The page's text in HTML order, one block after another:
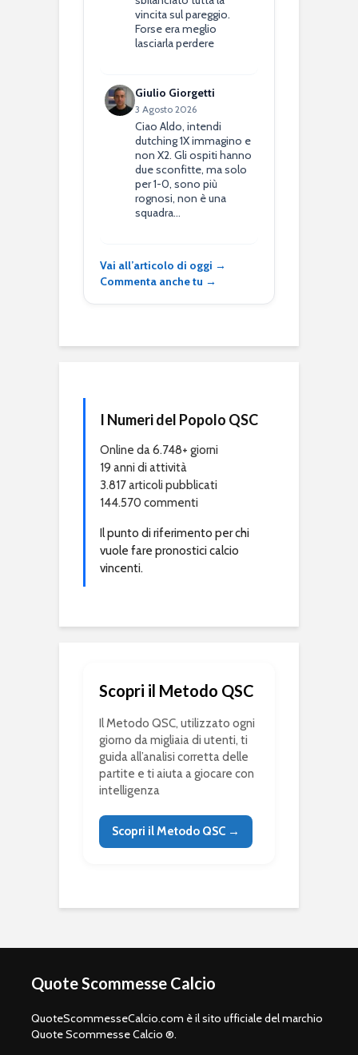
vincita sul pareggio.
Forse era meglio
lasciarla perdere
Giulio Giorgetti
3 Agosto 2026
Ciao Aldo, intendi
dutching 1X immagino e
non X2. Gli ospiti hanno
due sconfitte, ma solo
per 1-0, sono più
rognosi, non è una
squadra…
Vai all’articolo di oggi →
Commenta anche tu →
I Numeri del Popolo QSC
Online da 6.748+ giorni
19 anni di attività
3.817 articoli pubblicati
144.570 commenti
Il punto di riferimento per chi
vuole fare pronostici calcio
vincenti.
Scopri il Metodo QSC
Il Metodo QSC, utilizzato ogni
giorno da migliaia di utenti, ti
guida all’analisi corretta delle
partite e ti aiuta a giocare con
intelligenza
Scopri il Metodo QSC →
Quote Scommesse Calcio
QuoteScommesseCalcio.com è il sito ufficiale del marchio
Quote Scommesse Calcio ®.